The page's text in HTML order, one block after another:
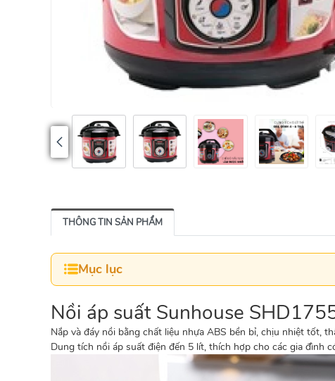
THÔNG TIN SẢN PHẨM
Mục lục
Nồi áp suất Sunhouse
Nắp và đáy nồi bằng chất liệu nhựa ABS bền bỉ, chịu nhiệt tốt,
Dung tích nồi áp suất điện đến 5 lít, thích hợp cho các gia đình